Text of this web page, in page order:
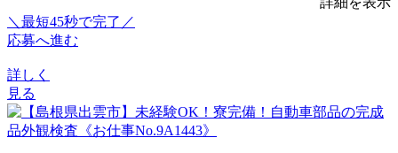
＼最短45秒で完了／
応募へ進む
詳しく
見る